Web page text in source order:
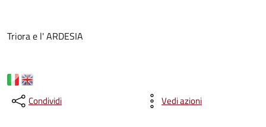
Triora e l' ARDESIA
Condividi Vedi azioni